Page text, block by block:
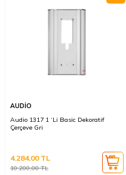
AUDİO
Audio 1317 1 ‘Li Basic Dekoratif
Çerçeve Gri
10.200,00TL
4.284,00TL